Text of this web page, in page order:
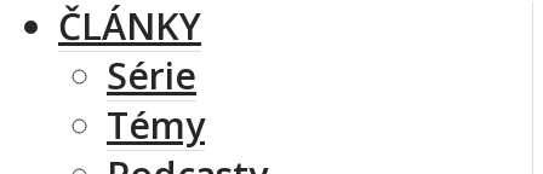
ČLÁNKY
Série
Témy